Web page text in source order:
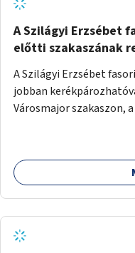
A Szilágyi Erzsébet
előtti szakaszának
A Szilágyi Erzsébet
jobban
Városmajor szakaszon,
forgalomtól való jobb
útvonal kijelölésével.